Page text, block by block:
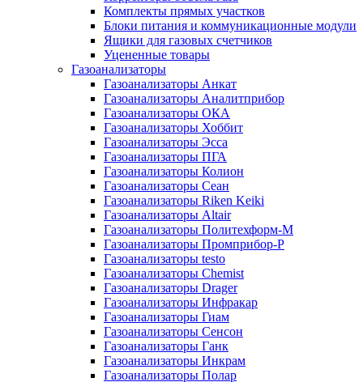
Комплекты прямых участков
Блоки питания и коммуникационные модули
Ящики для газовых счетчиков
Уцененные товары
Газоанализаторы
Газоанализаторы Анкат
Газоанализаторы Аналитприбор
Газоанализаторы ОКА
Газоанализаторы Хоббит
Газоанализаторы Эсса
Газоанализаторы ПГА
Газоанализаторы Колион
Газоанализаторы Сеан
Газоанализаторы Riken Keiki
Газоанализаторы Altair
Газоанализаторы Политехформ-М
Газоанализаторы Промприбор-Р
Газоанализаторы testo
Газоанализаторы Chemist
Газоанализаторы Drager
Газоанализаторы Инфракар
Газоанализаторы Гиам
Газоанализаторы Сенсон
Газоанализаторы Ганк
Газоанализаторы Инкрам
Газоанализаторы Полар